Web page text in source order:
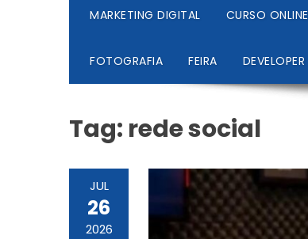
MARKETING DIGITAL CURSO ONLINE
FOTOGRAFIA FEIRA DEVELOPER
Tag: rede social
JUL
26
2026